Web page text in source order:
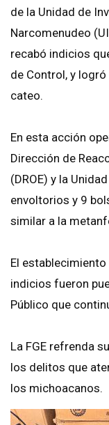
de la Unidad de
Narcomenudeo
recabó indicios
de Control, y
cateo.
En esta acción
Dirección de
(DROE) y la
envoltorios y 9
similar a la
El
indicios fueron
Público que
La FGE refrenda
los delitos que
los michoacanos.